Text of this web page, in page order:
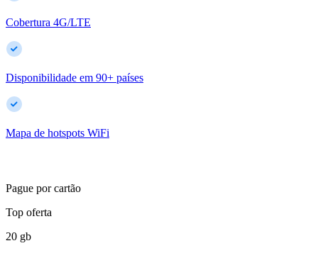
Cobertura 4G/LTE
Disponibilidade em 90+ países
Mapa de hotspots WiFi
Pague por cartão
Top oferta
20 gb